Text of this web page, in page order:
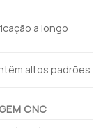
a longo
altos padrões
CNC